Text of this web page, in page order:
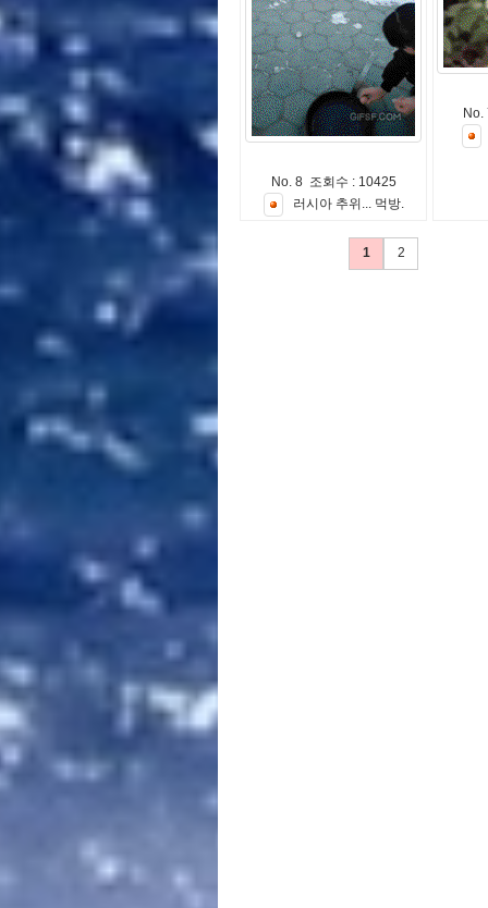
No. 8 조회수 : 10425
러시 아 추위 ... 먹 방.
1 2